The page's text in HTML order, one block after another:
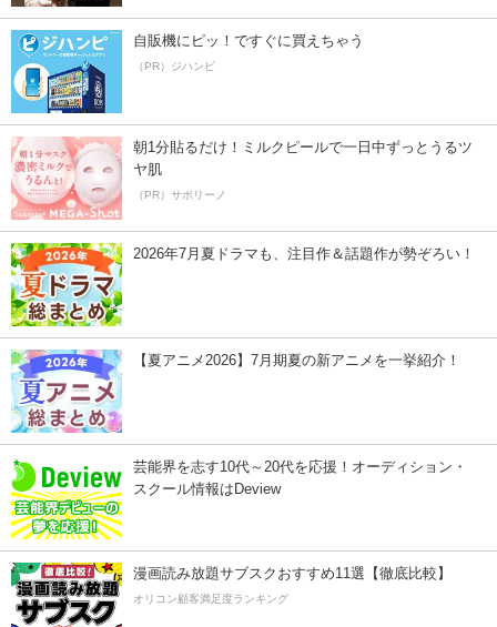
自販機にピッ！ですぐに買えちゃう
（PR）ジハンピ
朝1分貼るだけ！ミルクピールで一日中ずっとうるツ
ヤ肌
（PR）サボリーノ
2026年7月夏ドラマも、注目作＆話題作が勢ぞろい！
【夏アニメ2026】7月期夏の新アニメを一挙紹介！
芸能界を志す10代～20代を応援！オーディション・
スクール情報はDeview
漫画読み放題サブスクおすすめ11選【徹底比較】
オリコン顧客満足度ランキング